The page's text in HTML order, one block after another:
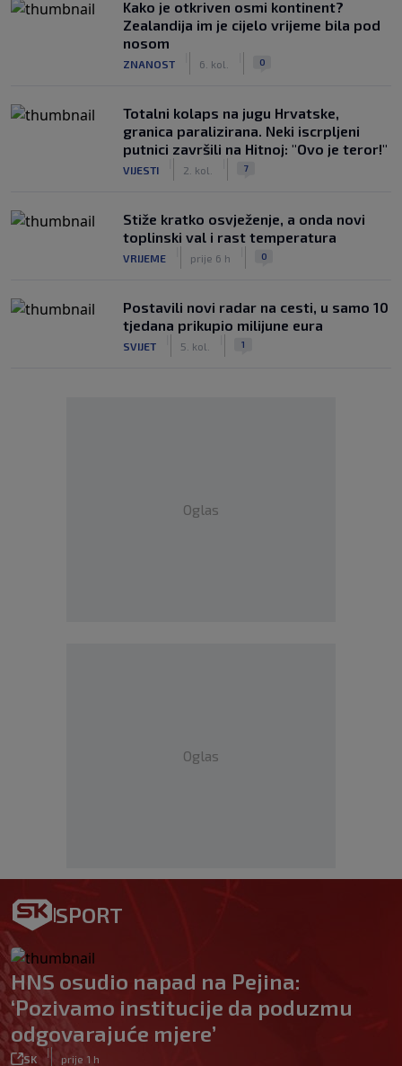
Kako je otkriven osmi kontinent?
Zealandija im je cijelo vrijeme bila pod
nosom
ZNANOST 6. kol. 0
Totalni kolaps na jugu Hrvatske,
granica paralizirana. Neki iscrpljeni
putnici završili na Hitnoj: "Ovo je teror!"
VIJESTI 2. kol. 7
Stiže kratko osvježenje, a onda novi
toplinski val i rast temperatura
VRIJEME prije 6 h 0
Postavili novi radar na cesti, u samo 10
tjedana prikupio milijune eura
SVIJET 5. kol. 1
Oglas
Oglas
SPORT
HNS osudio napad na Pejina:
‘Pozivamo institucije da poduzmu
odgovarajuće mjere’
SK
|
prije 1 h